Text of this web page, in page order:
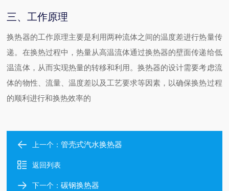
三、工作原理
换热器的工作原理主要是利用两种流体之间的温度差进行热量传
递。在换热过程中，热量从高温流体通过换热器的壁面传递给低
温流体，从而实现热量的转移和利用。换热器的设计需要考虑流
体的物性、流量、温度差以及工艺要求等因素，以确保换热过程
的顺利进行和换热效率的
上一个：管壳式汽水换热器
返回列表
下一个：碳钢换热器